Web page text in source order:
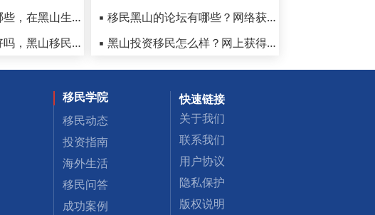
▪ 黑山热门城市有哪些，在黑山生活的利与弊
▪ 移民黑山共和国好吗，黑山移民后真实生活感受如何？
▪ 移民黑山的论坛有哪些？网络获取的资料和信息靠谱吗？
▪ 黑山投资移民怎么样？网上获得的黑山护照办理信息靠谱吗？
移民学院
移民动态
投资指南
海外生活
移民问答
成功案例
快速链接
关于我们
联系我们
用户协议
隐私保护
版权说明